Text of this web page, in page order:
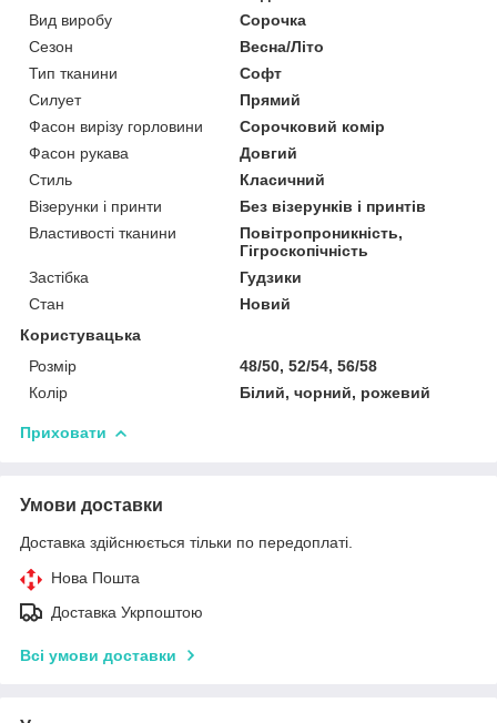
Вид виробу
Сорочка
Сезон
Весна/Літо
Тип тканини
Софт
Силует
Прямий
Фасон вирізу горловини
Сорочковий комір
Фасон рукава
Довгий
Стиль
Класичний
Візерунки і принти
Без візерунків і принтів
Властивості тканини
Повітропроникність,
Гігроскопічність
Застібка
Гудзики
Стан
Новий
Користувацька
Розмір
48/50, 52/54, 56/58
Колір
Білий, чорний, рожевий
Приховати
Умови доставки
Доставка здійснюється тільки по передоплаті.
Нова Пошта
Доставка Укрпоштою
Всі умови доставки